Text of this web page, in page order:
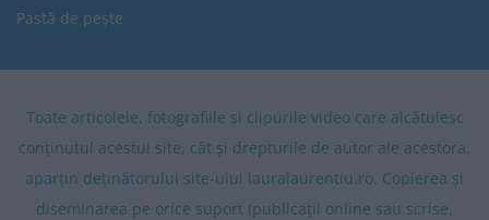
Pastă de pește
Toate articolele, fotografiile și clipurile video care alcătuiesc
conținutul acestui site, cât și drepturile de autor ale acestora,
aparțin deținătorului site-ului lauralaurentiu.ro. Copierea și
diseminarea pe orice suport (publicații online sau scrise,